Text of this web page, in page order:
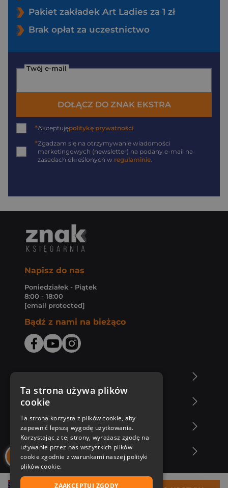
Pakiet zakładek Art Ladies za 1 zł
Brak opłat za uczestnictwo
Twój e-mail
DOŁĄCZ DO ZNAK EKSTRA
*Akceptujępolitykę prywatności
*Zgadzam się na otrzymywanie wiadomości
marketingowych (newsletter) na podany e-mail na
zasadach określonych w regulaminie.
Napisz do nas
Poniedziałek - Piątek
8:00 - 18:00
[email protected]
Bądź z nami na bieżąco
Zakupy u nas
Nasza oferta
Nasi autorzy
Ta strona używa plików
cookie
Ta strona korzysta z plików cookie, aby
zapewnić lepszą wygodę użytkowania.
Korzystając z tej strony, wyrażasz zgodę na
używanie przez nas wszystkich plików
cookie zgodnie z warunkami naszej polityki
plików cookie.
ZAAKCEPTUJ ZGODY